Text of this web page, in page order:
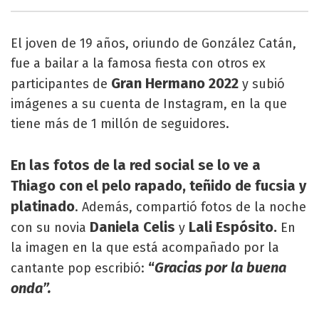
El joven de 19 años, oriundo de González Catán,
fue a bailar a la famosa fiesta con otros ex
participantes de Gran Hermano 2022 y subió
imágenes a su cuenta de Instagram, en la que
tiene más de 1 millón de seguidores.
En las fotos de la red social se lo ve a
Thiago con el pelo rapado, teñido de fucsia y
platinado. Además, compartió fotos de la noche
con su novia Daniela Celis y Lali Espósito. En
la imagen en la que está acompañado por la
cantante pop escribió: “Gracias por la buena
onda”.